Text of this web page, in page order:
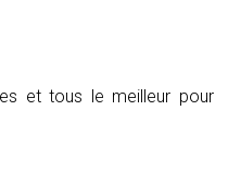
et tous le meilleur pour